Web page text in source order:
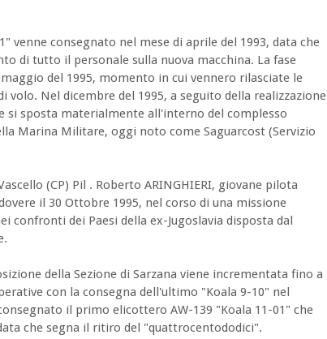
venne consegnato nel mese di aprile del 1993, data che
di tutto il personale sulla nuova macchina. La fase
del 1995, momento in cui vennero rilasciate le
Nel dicembre del 1995, a seguito della realizzazione
si sposta materialmente all'interno del complesso
Marina Militare, oggi noto come Saguarcost (Servizio
(CP) Pil . Roberto ARINGHIERI, giovane pilota
il 30 Ottobre 1995, nel corso di una missione
confronti dei Paesi della ex-Jugoslavia disposta dal
della Sezione di Sarzana viene incrementata fino a
con la consegna dell'ultimo "Koala 9-10" nel
il primo elicottero AW-139 "Koala 11-01" che
che segna il ritiro del "quattrocentododici".